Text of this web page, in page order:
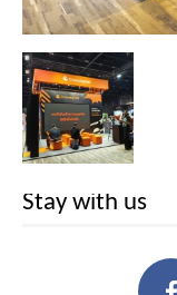
Stay with us